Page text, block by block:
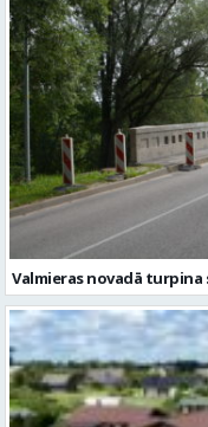
Valmieras novadā